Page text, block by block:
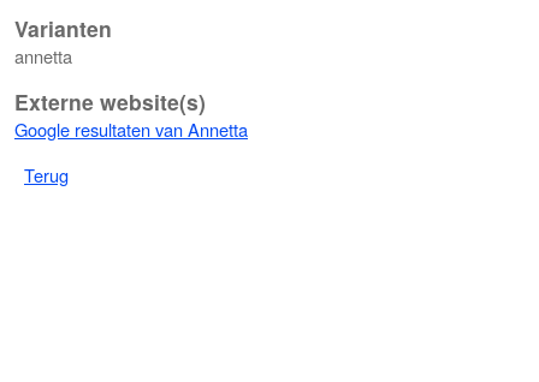
Varianten
annetta
Externe website(s)
Google resultaten van Annetta
Terug